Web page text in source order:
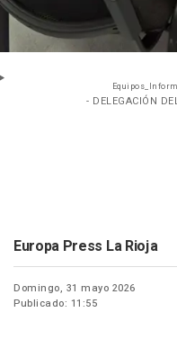
- DELEGACIÓN
Europa Press La Rioja
Domingo, 31 mayo 2026
Publicado: 11:55